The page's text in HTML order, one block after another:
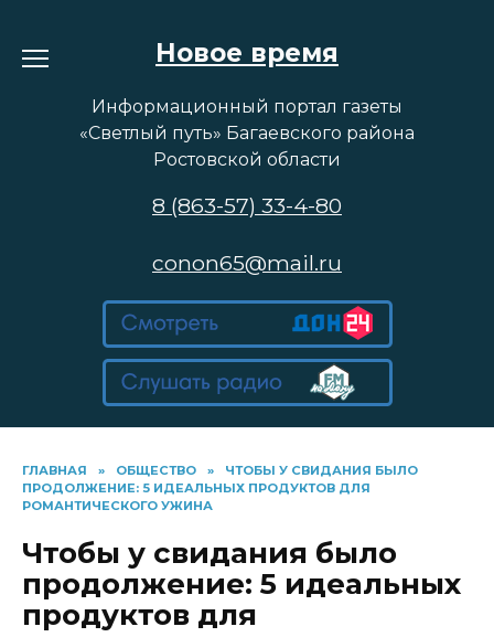
содержанию
Новое время
Информационный портал газеты
«Светлый путь» Багаевского района
Ростовской области
8 (863-57) 33-4-80
conon65@mail.ru
ГЛАВНАЯ » ОБЩЕСТВО »
ЧТОБЫ У СВИДАНИЯ БЫЛО
ПРОДОЛЖЕНИЕ: 5 ИДЕАЛЬНЫХ ПРОДУКТОВ ДЛЯ
РОМАНТИЧЕСКОГО УЖИНА
Чтобы у свидания было
продолжение: 5 идеальных
продуктов для